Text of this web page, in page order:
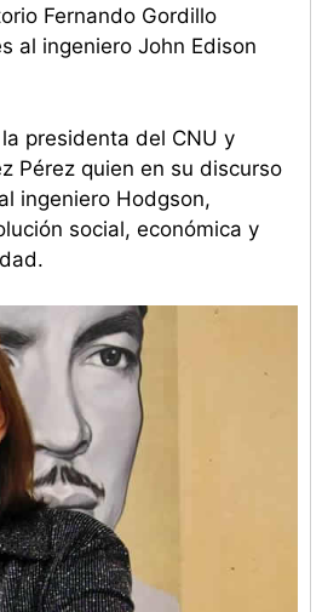
Fernando Gordillo
al ingeniero John Edison
presidenta del CNU y
Pérez quien en su discurso
al ingeniero Hodgson,
social, económica y